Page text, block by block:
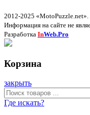
2012-2025
Информация на сайте не
Разработка InWeb.Pro
Корзина
закрыть
Где искать?